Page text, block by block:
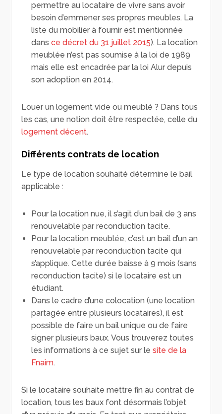
permettre au locataire de vivre sans avoir
besoin d’emmener ses propres meubles. La
liste du mobilier à fournir est mentionnée
dansce décret du 31 juillet 2015). La location
meublée n’est pas soumise à la loi de 1989
mais elle est encadrée par la loi Alur depuis
son adoption en 2014.
Louer un logement vide ou meublé ? Dans tous
les cas, une notion doit être respectée, celle du
logement décent.
Différents contrats de location
Le type de location souhaité détermine le bail
applicable :
Pour la location nue, il s’agit d’un bail de 3 ans
renouvelable par reconduction tacite.
Pour la location meublée, c’est un bail d’un an
renouvelable par reconduction tacite qui
s’applique. Cette durée baisse à 9 mois (sans
reconduction tacite) si le locataire est un
étudiant.
Dans le cadre d’une colocation (une location
partagée entre plusieurs locataires), il est
possible de faire un bail unique ou de faire
signer plusieurs baux. Vous trouverez toutes
les informations à ce sujet sur lesite de la
Fnaim.
Si le locataire souhaite mettre fin au contrat de
location, tous les baux font désormais l’objet